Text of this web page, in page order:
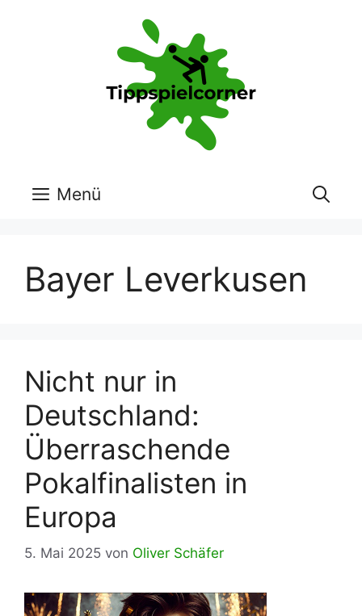
Menü
Bayer Leverkusen
Nicht nur in
Deutschland:
Überraschende
Pokalfinalisten in
Europa
5. Mai 2025 von Oliver Schäfer